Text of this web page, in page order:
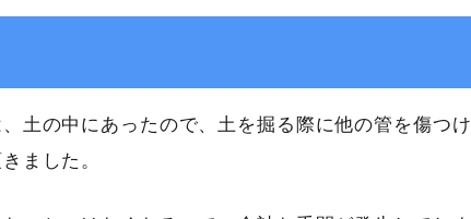
土の中にあったので、土を掘る際に他の管を傷つけ
ました。